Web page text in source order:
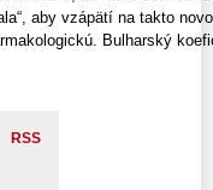
aby vzápätí na takto
Bulharský
RSS